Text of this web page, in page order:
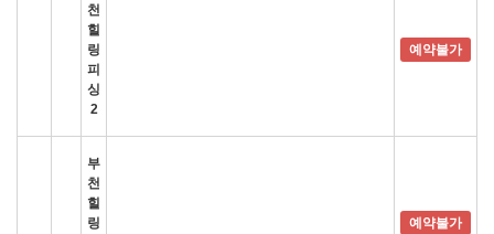
천
힐
링
피
싱
2
예약불가
부
천
힐
링
예약불가